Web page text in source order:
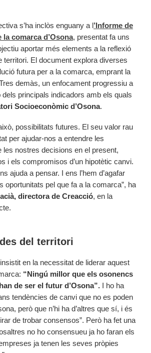
s’ha inclòs enguany a l’Informe de
comarca d’Osona, presentat fa uns
aportar més elements a la reflexió
territori. El document explora diverses
futura per a la comarca, emprant la
demàs, un enfocament progressiu a
dels principals indicadors amb els quals
Socioeconòmic d’Osona.
possibilitats futures. El seu valor rau
per ajudar-nos a entendre les
les nostres decisions en el present,
i els compromisos d’un hipotètic canvi.
ajuda a pensar. I ens l’hem d’agafar
oportunitats pel que fa a la comarca”, ha
directora de Creacció, en la
del territori
en la necessitat de liderar aquest
“Ningú millor que els osonencs
de ser el futur d’Osona”. I ho ha
tendències de canvi que no es poden
però que n’hi ha d’altres que sí, i és
de trobar consensos”. Però ha fet una
no ho consensueu ja ho faran els
ja tenen les seves pròpies